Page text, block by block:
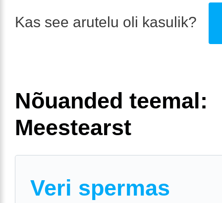
Kas see arutelu oli kasulik?
Nõuanded teemal:
Meestearst
Veri spermas